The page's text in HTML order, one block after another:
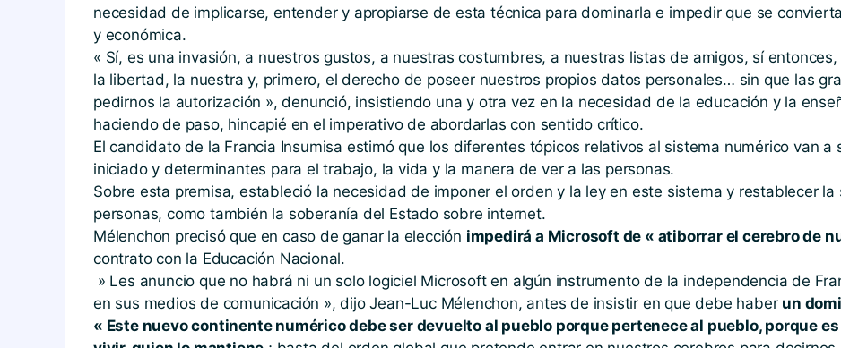
necesidad de implicarse, entender y apropiarse de esta técnica para dominarla e impedir que se
y económica.
« Sí, es una invasión, a nuestros gustos, a nuestras costumbres, a nuestras listas de amigos, sí
la libertad, la nuestra y, primero, el derecho de poseer nuestros propios datos personales… sin que las
pedirnos la autorización », denunció, insistiendo una y otra vez en la necesidad de la educación y la
haciendo de paso, hincapié en el imperativo de abordarlas con sentido crítico.
El candidato de la Francia Insumisa estimó que los diferentes tópicos relativos al sistema numérico van
iniciado y determinantes para el trabajo, la vida y la manera de ver a las personas.
Sobre esta premisa, estableció la necesidad de imponer el orden y la ley en este sistema y restablecer
personas, como también la soberanía del Estado sobre internet.
Mélenchon precisó que en caso de ganar la elección impedirá a Microsoft de « atiborrar el cerebro de
contrato con la Educación Nacional.
» Les anuncio que no habrá ni un solo logiciel Microsoft en algún instrumento de la independencia de
en sus medios de comunicación », dijo Jean-Luc Mélenchon, antes de insistir en que debe haber un
« Este nuevo continente numérico debe ser devuelto al pueblo porque pertenece al pueblo, porque